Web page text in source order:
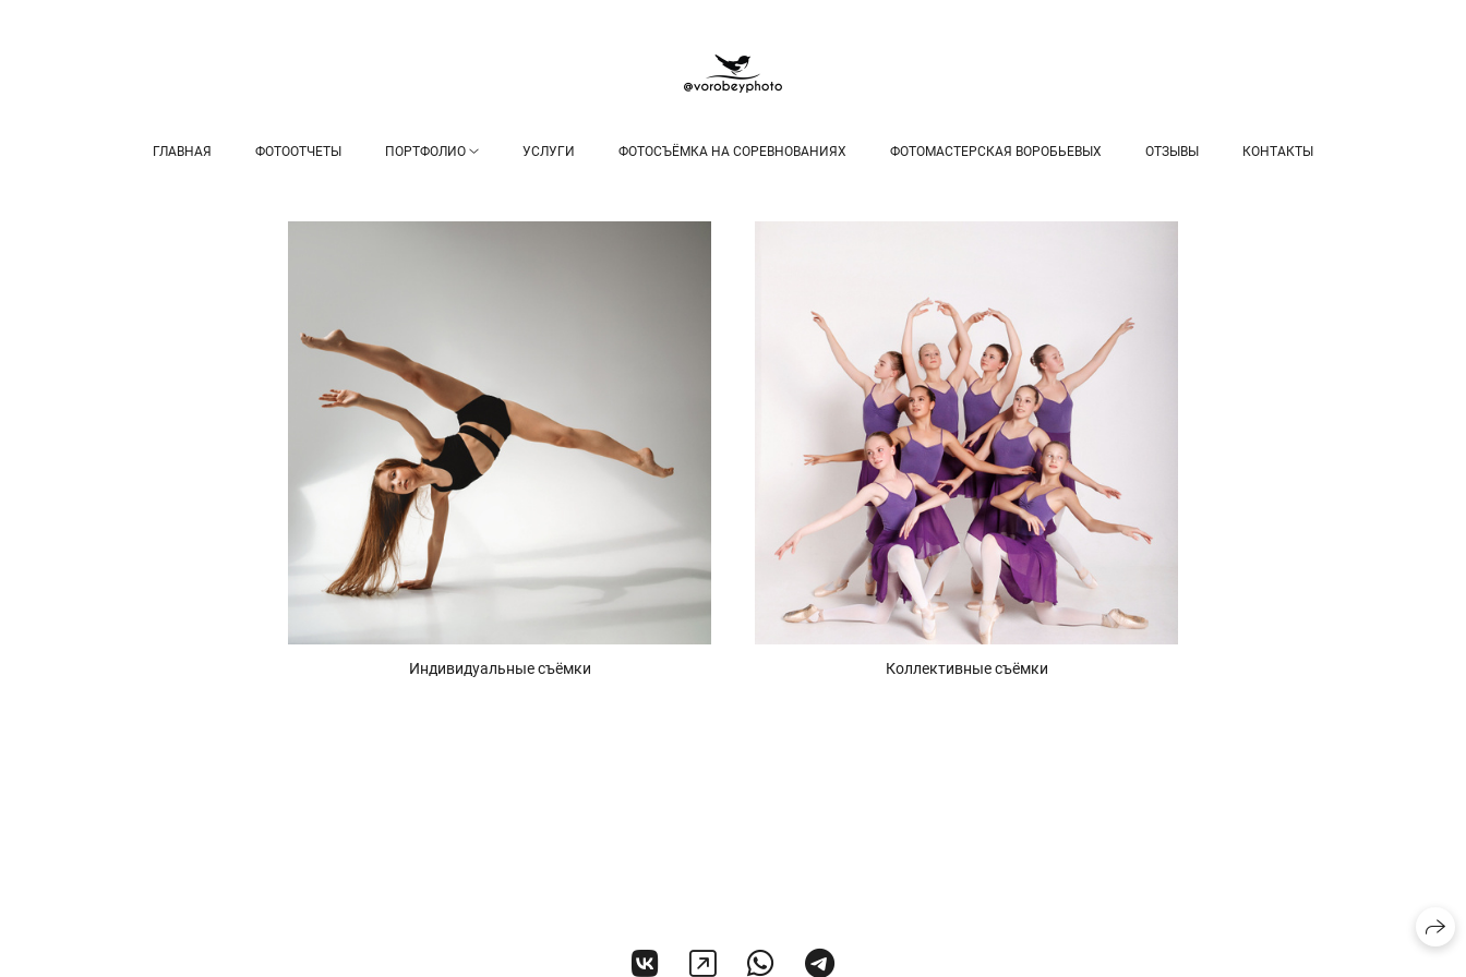
ГЛАВНАЯ ФОТООТЧЕТЫ ПОРТФОЛИО УСЛУГИ ФОТОСЪЁМКА НА СОРЕВНОВАНИЯХ ФОТОМАСТЕРСКАЯ ВОРОБЬЕВЫХ ОТЗЫВЫ КОНТАКТЫ
Индивидуальные съёмки Коллективные съёмки